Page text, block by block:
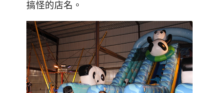
搞怪的店名。